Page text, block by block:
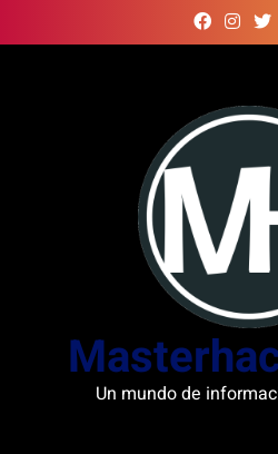
to
Un mundo de